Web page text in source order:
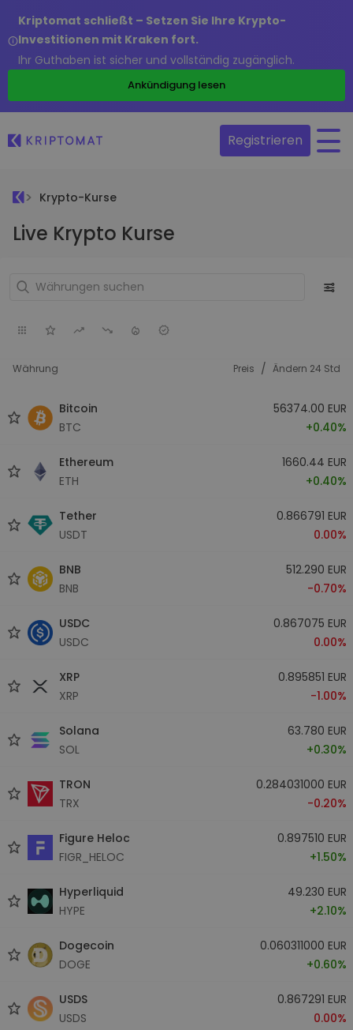
Kriptomat schließt – Setzen Sie Ihre Krypto-
Investitionen mit Kraken fort.
Ihr Guthaben ist sicher und vollständig zugänglich.
Ankündigung lesen
Registrieren
Krypto-Kurse
Live Krypto Kurse
Währung Preis / Ändern 24 Std
Bitcoin
BTC
56374.00 EUR
+0.40%
Ethereum
ETH
1660.44 EUR
+0.40%
Tether
USDT
0.866791 EUR
0.00%
BNB
BNB
512.290 EUR
-0.70%
USDC
USDC
0.867075 EUR
0.00%
XRP
XRP
0.895851 EUR
-1.00%
Solana
SOL
63.780 EUR
+0.30%
TRON
TRX
0.284031000 EUR
-0.20%
Figure Heloc
FIGR_HELOC
0.897510 EUR
+1.50%
Hyperliquid
HYPE
49.230 EUR
+2.10%
Dogecoin
DOGE
0.060311000 EUR
+0.60%
USDS
USDS
0.867291 EUR
0.00%